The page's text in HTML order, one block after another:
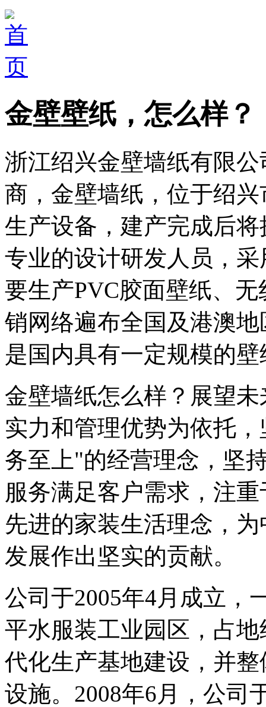
金壁壁纸，怎么样？
浙江绍兴金壁墙纸有限
商，金壁墙纸，位于绍
生产设备，建产完成后
专业的设计研发人员，
要生产PVC胶面壁纸、
销网络遍布全国及港澳
是国内具有一定规模的
金壁墙纸怎么样？展望
实力和管理优势为依托
务至上"的经营理念，坚
服务满足客户需求，注
先进的家装生活理念，
发展作出坚实的贡献。
公司于2005年4月成立，
平水服装工业园区，占
代化生产基地建设，并
设施。2008年6月，公司